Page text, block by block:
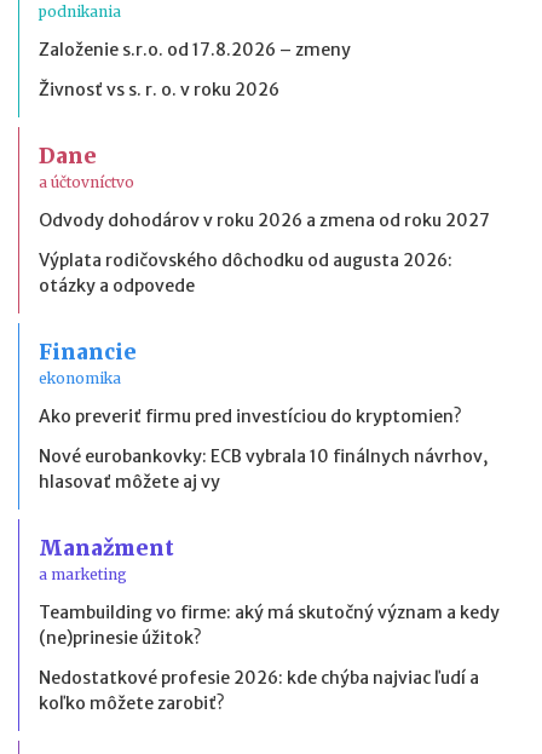
podnikania
Založenie s.r.o. od 17.8.2026 – zmeny
Živnosť vs s. r. o. v roku 2026
Dane
a účtovníctvo
Odvody dohodárov v roku 2026 a zmena od roku 2027
Výplata rodičovského dôchodku od augusta 2026:
otázky a odpovede
Financie
ekonomika
Ako preveriť firmu pred investíciou do kryptomien?
Nové eurobankovky: ECB vybrala 10 finálnych návrhov,
hlasovať môžete aj vy
Manažment
a marketing
Teambuilding vo firme: aký má skutočný význam a kedy
(ne)prinesie úžitok?
Nedostatkové profesie 2026: kde chýba najviac ľudí a
koľko môžete zarobiť?